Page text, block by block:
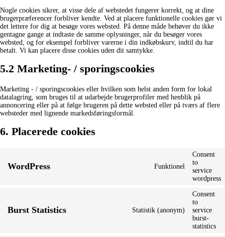
Nogle cookies sikrer, at visse dele af webstedet fungerer korrekt, og at dine
brugerpræferencer forbliver kendte. Ved at placere funktionelle cookies gør vi
det lettere for dig at besøge vores websted. På denne måde behøver du ikke
gentagne gange at indtaste de samme oplysninger, når du besøger vores
websted, og for eksempel forbliver varerne i din indkøbskurv, indtil du har
betalt. Vi kan placere disse cookies uden dit samtykke.
5.2 Marketing- / sporingscookies
Marketing - / sporingscookies eller hvilken som helst anden form for lokal
datalagring, som bruges til at udarbejde brugerprofiler med henblik på
annoncering eller på at følge brugeren på dette websted eller på tværs af flere
websteder med lignende markedsføringsformål.
6. Placerede cookies
WordPress Funktionel
Consent
to
service
wordpress
Burst Statistics Statistik (anonym)
Consent
to
service
burst-
statistics